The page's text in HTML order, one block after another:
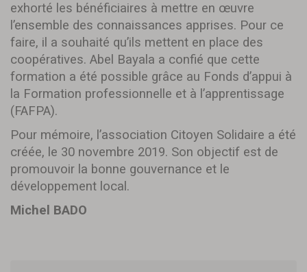
exhorté les bénéficiaires à mettre en œuvre
l’ensemble des connaissances apprises. Pour ce
faire, il a souhaité qu’ils mettent en place des
coopératives. Abel Bayala a confié que cette
formation a été possible grâce au Fonds d’appui à
la Formation professionnelle et à l’apprentissage
(FAFPA).
Pour mémoire, l’association Citoyen Solidaire a été
créée, le 30 novembre 2019. Son objectif est de
promouvoir la bonne gouvernance et le
développement local.
Michel BADO